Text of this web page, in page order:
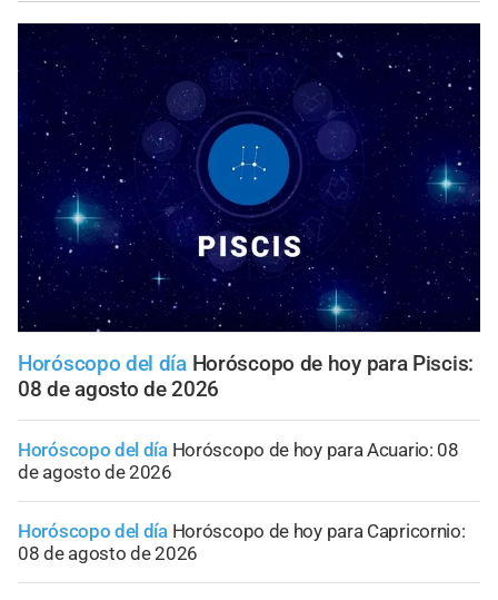
Horóscopo del día Horóscopo de hoy para Piscis:
08 de agosto de 2026
Horóscopo del día Horóscopo de hoy para Acuario: 08
de agosto de 2026
Horóscopo del día Horóscopo de hoy para Capricornio:
08 de agosto de 2026